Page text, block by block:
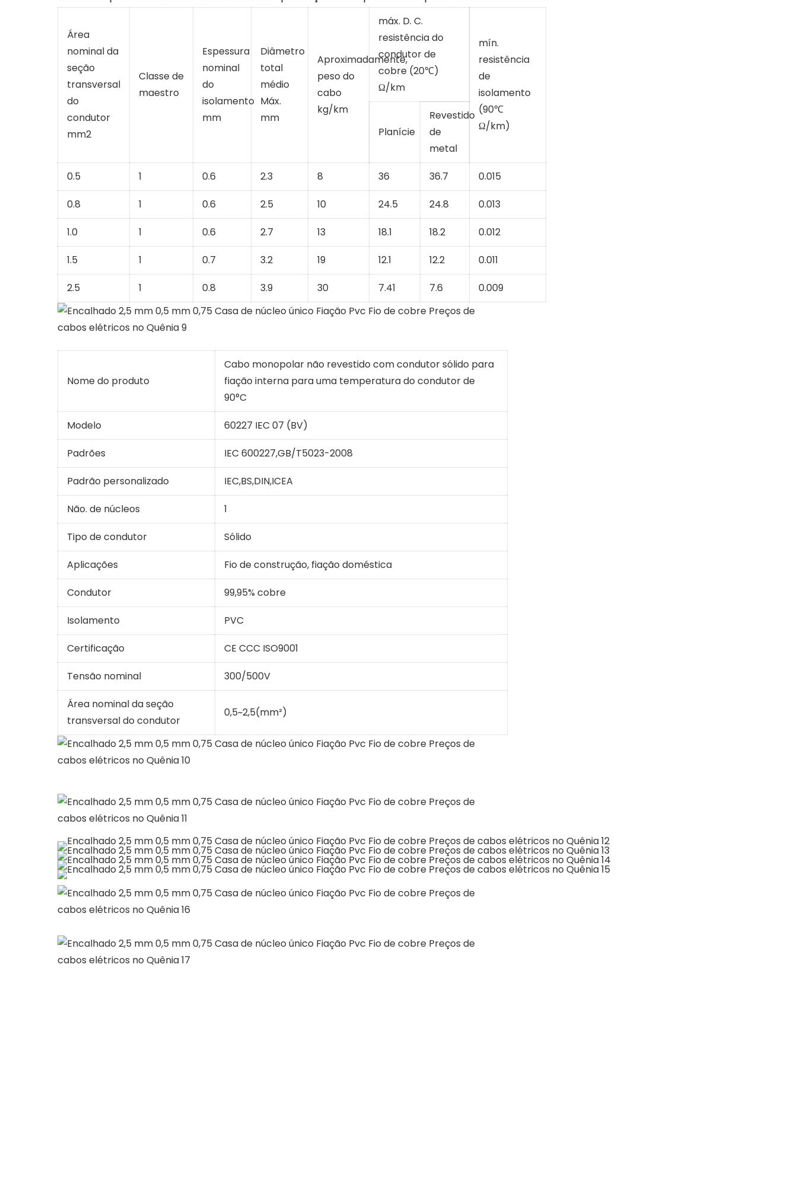
Área
nominal da
seção
transversal
do
condutor
mm2
Classe de
maestro
Espessura
nominal
do
isolamento
mm
Diâmetro
total
médio
Máx.
mm
Aproximadamente,
peso do
cabo
kg/km
máx. D. C.
resistência do
condutor de
cobre (20℃)
Ω/km
mín.
resistência
de
isolamento
(90℃
Ω/km)
Planície
Revestido
de
metal
0.5 1 0.6 2.3 8 36 36.7 0.015
0.8 1 0.6 2.5 10 24.5 24.8 0.013
1.0 1 0.6 2.7 13 18.1 18.2 0.012
1.5 1 0.7 3.2 19 12.1 12.2 0.011
2.5 1 0.8 3.9 30 7.41 7.6 0.009
Nome do produto
Cabo monopolar não revestido com condutor sólido para
fiação interna para uma temperatura do condutor de
90°C
Modelo 60227 IEC 07 (BV)
Padrões IEC 600227,GB/T5023-2008
Padrão personalizado IEC,BS,DIN,ICEA
Não. de núcleos 1
Tipo de condutor Sólido
Aplicações Fio de construção, fiação doméstica
Condutor 99,95% cobre
Isolamento PVC
Certificação CE CCC ISO9001
Tensão nominal 300/500V
Área nominal da seção
transversal do condutor
0,5~2,5(mm²)